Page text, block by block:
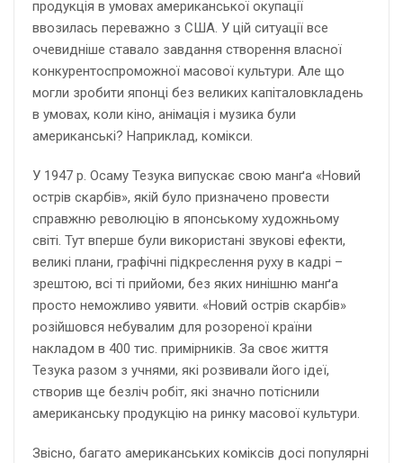
продукція в умовах американської окупації
ввозилась переважно з США. У цій ситуації все
очевидніше ставало завдання створення власної
конкурентоспроможної масової культури. Але що
могли зробити японці без великих капіталовкладень
в умовах, коли кіно, анімація і музика були
американські? Наприклад, комікси.
У 1947 р. Осаму Тезука випускає свою манґа «Новий
острів скарбів», якій було призначено провести
справжню революцію в японському художньому
світі. Тут вперше були використані звукові ефекти,
великі плани, графічні підкреслення руху в кадрі –
зрештою, всі ті прийоми, без яких нинішню манґа
просто неможливо уявити. «Новий острів скарбів»
розійшовся небувалим для розореної країни
накладом в 400 тис. примірників. За своє життя
Тезука разом з учнями, які розвивали його ідеї,
створив ще безліч робіт, які значно потіснили
американську продукцію на ринку масової культури.
Звісно, багато американських коміксів досі популярні